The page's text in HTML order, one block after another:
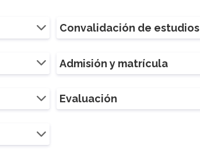
Convalidación de estudios
Admisión y matrícula
Evaluación